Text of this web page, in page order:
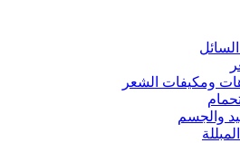
ومكيفات الشعر
والجسم